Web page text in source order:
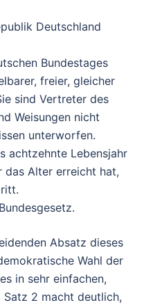
Deutschland
Bundestages
freier, gleicher
sind Vertreter des
Weisungen nicht
unterworfen.
achtzehnte Lebensjahr
Alter erreicht hat,
Absatz dieses
Wahl der
in sehr einfachen,
Satz 2 macht deutlich,